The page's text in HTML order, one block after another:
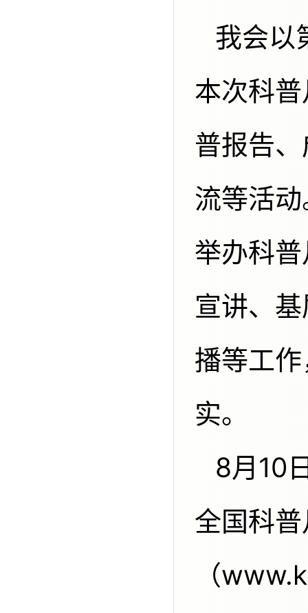
我会以第四届煤炭行业科普大会作为
本次科
普报告
流等活
举办科
宣讲、
播等工
实。
8月10日起，各活动举办单位可通过
全国科
（